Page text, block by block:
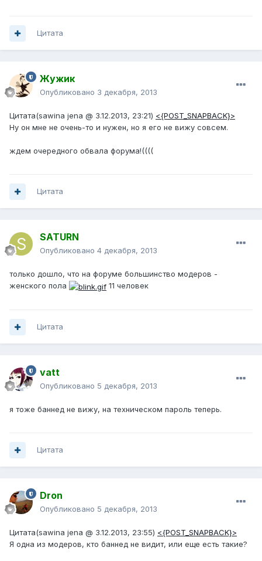
Цитата
Жужик
Опубликовано 3 декабря, 2013
Цитата(sawina jena @ 3.12.2013, 23:21) <{POST_SNAPBACK}>
Ну он мне не очень-то и нужен, но я его не вижу совсем.
ждем очередного обвала форума!((((
Цитата
SATURN
Опубликовано 4 декабря, 2013
только дошло, что на форуме большинство модеров -
женского пола
11 человек
Цитата
vatt
Опубликовано 5 декабря, 2013
я тоже баннед не вижу, на техническом пароль теперь.
Цитата
Dron
Опубликовано 5 декабря, 2013
Цитата(sawina jena @ 3.12.2013, 23:55) <{POST_SNAPBACK}>
Я одна из модеров, кто баннед не видит, или еще есть такие?